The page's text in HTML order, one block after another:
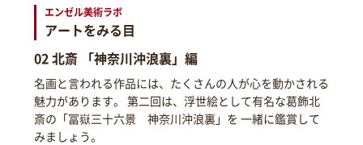
エンゼル美術ラボ
アートをみる目
02 北斎 「神奈川沖浪裏」編
名画と言われる作品には、たくさんの人が心を動かされる
魅力があります。 第二回は、浮世絵として有名な葛飾北
斎の「冨嶽三十六景 神奈川沖浪裏」を 一緒に鑑賞して
みましょう。